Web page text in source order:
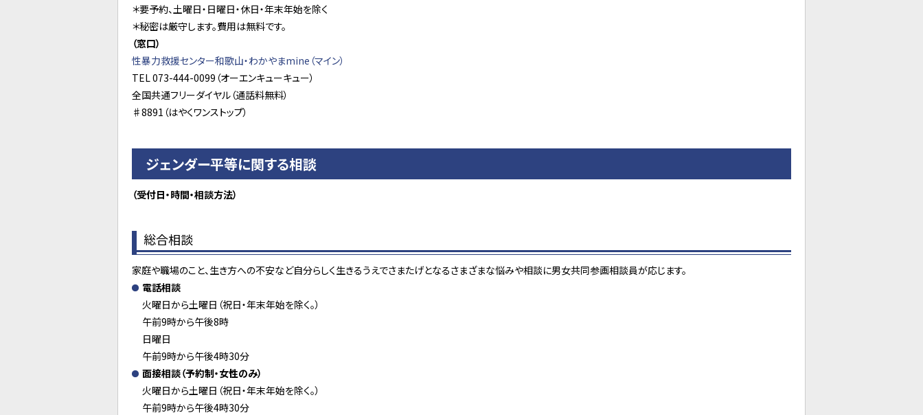
＊要予約、土曜日・日曜日・休日・年末年始を除く
＊秘密は厳守します。費用は無料です。
（窓口）
性暴力救援センター和歌山・わかやまmine（マイン）
TEL 073-444-0099（オーエンキューキュー）
全国共通フリーダイヤル（通話料無料）
♯8891（はやくワンストップ）
ジェンダー平等に関する相談
（受付日・時間・相談方法）
総合相談
家庭や職場のこと、生き方への不安など自分らしく生きるうえでさまたげとなるさまざまな悩みや相談に男女共同参画相談員が応じます。
電話相談
火曜日から土曜日（祝日・年末年始を除く。）
午前9時から午後8時
日曜日
午前9時から午後4時30分
面接相談（予約制・女性のみ）
火曜日から土曜日（祝日・年末年始を除く。）
午前9時から午後4時30分